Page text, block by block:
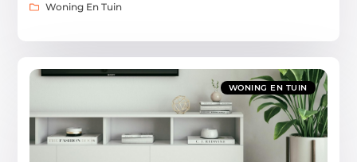
Woning En Tuin
WONING EN TUIN